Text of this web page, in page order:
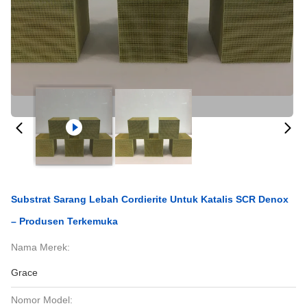
Substrat Sarang Lebah Cordierite Untuk Katalis SCR Denox
– Produsen Terkemuka
Nama Merek:
Grace
Nomor Model: